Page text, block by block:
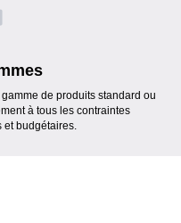
de produits standard ou
à tous les contraintes
et budgétaires.